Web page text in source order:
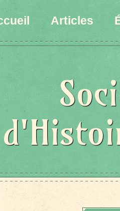
Articles